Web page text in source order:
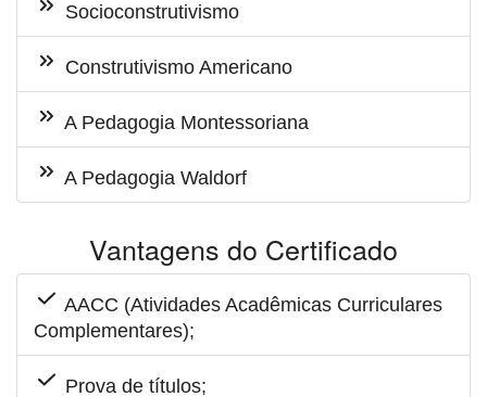
Socioconstrutivismo
Construtivismo Americano
A Pedagogia Montessoriana
A Pedagogia Waldorf
Vantagens do Certificado
AACC (Atividades Acadêmicas Curriculares
Complementares);
Prova de títulos;